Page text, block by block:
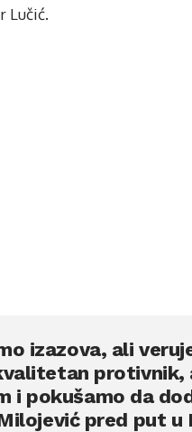
Lučić.
izazova, ali
i pokušamo da
pred put u